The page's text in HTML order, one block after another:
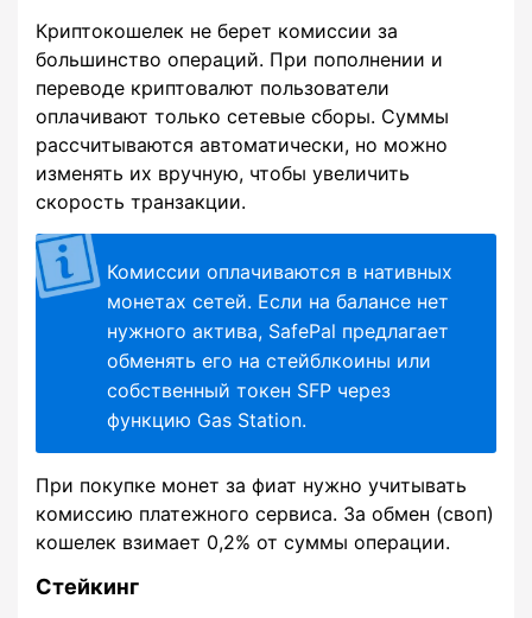
Криптокошелек не берет комиссии за
большинство операций. При пополнении и
переводе криптовалют пользователи
оплачивают только сетевые сборы. Суммы
рассчитываются автоматически, но можно
изменять их вручную, чтобы увеличить
скорость транзакции.
Комиссии оплачиваются в нативных
монетах сетей. Если на балансе нет
нужного актива, SafePal предлагает
обменять его на стейблкоины или
собственный токен SFP через
функцию Gas Station.
При покупке монет за фиат нужно учитывать
комиссию платежного сервиса. За обмен (своп)
кошелек взимает 0,2% от суммы операции.
Стейкинг